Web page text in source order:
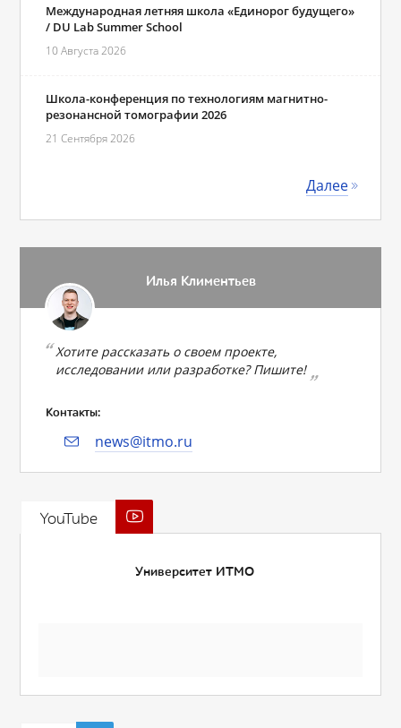
Международная летняя школа «Единорог будущего»
/ DU Lab Summer School
10 Августа 2026
Школа-конференция по технологиям магнитно-
резонансной томографии 2026
21 Сентября 2026
Далее
Илья Климентьев
Хотите рассказать о своем проекте,
исследовании или разработке? Пишите!
Контакты:
news@itmo.ru
YouTube
Университет ИТМО